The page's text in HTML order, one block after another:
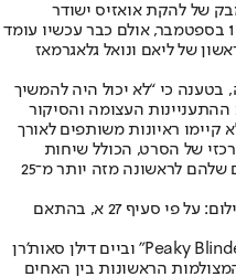
של להקת אואזיס ישודר
לראשונה באולמות קולנוע בארה"ב ב- 11 בספטמבר, אולם כבר עכשיו עומד
של ליאם ונואל גלאגרמאז
בטענה כי “לא יכול היה להמשיך
ההתעניינות העצומה והסיקור
ראיונות משותפים לאורך
של הסרט, הכולל שיחות
מצולמות שבהן הם מדברים במילותיהם שלהם לראשונה מזה יותר מ־25
האחים גלאגר על הבמה אחרי 16 שנה,צילום: על פי סעיף 27 א, בהתאם
את הפרויקט הגה סטיבן נייט, יוצר “Peaky Blinders” וביים דילן סאות'רן
הראשונות בין האחים